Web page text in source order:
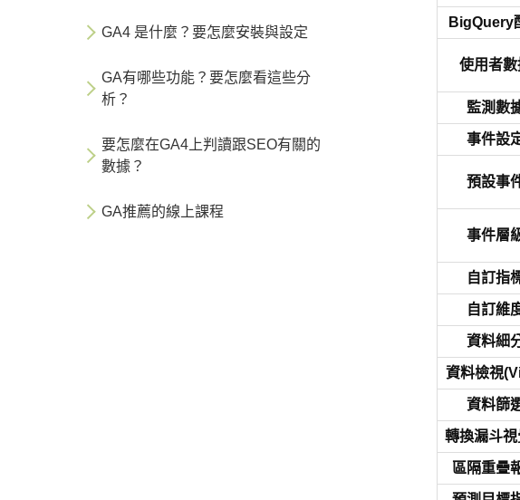
BigQuery
使用者數
監測數
事件設
預設事
事件層
自訂指
自訂維
資料細
資料檢視
資料篩
轉換漏斗視
區隔重疊
GA4 是什麼？要怎麼安裝與設定
GA有哪些功能？要怎麼看這些分
析？
要怎麼在GA4上判讀跟SEO有關的
數據？
GA推薦的線上課程